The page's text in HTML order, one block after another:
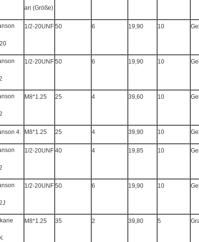
an (Größe)
1/2-20UNF 50 6 19,90 10
1/2-20UNF 50 6 19,90 10
M8*1.25 25 4 39,60 10
4. M8*1.25 25 4 39,90 10
1/2-20UNF 40 4 19,85 10
1/2-20UNF 50 6 19,90 10
M8*1.25 35 2 39,80 5